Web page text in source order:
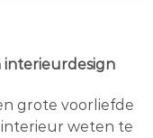
interieurdesign
grote voorliefde
weten te